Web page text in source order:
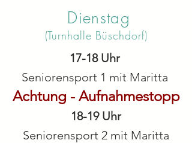
Dienstag
(Turnhalle Büschdorf)
17-18 Uhr
Seniorensport 1 mit Maritta
Achtung - Aufnahmestopp
18-19 Uhr
Seniorensport 2 mit Maritta